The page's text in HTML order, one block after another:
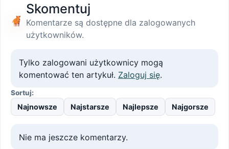
Skomentuj
Komentarze są dostępne dla zalogowanych
użytkowników.
Tylko zalogowani użytkownicy mogą
komentować ten artykuł. Zaloguj się.
Sortuj:
Najnowsze Najstarsze Najlepsze Najgorsze
Nie ma jeszcze komentarzy.